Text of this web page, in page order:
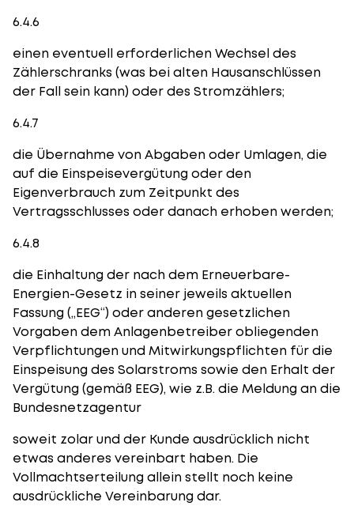
6.4.6
einen eventuell erforderlichen Wechsel des
Zählerschranks (was bei alten Hausanschlüssen
der Fall sein kann) oder des Stromzählers;
6.4.7
die Übernahme von Abgaben oder Umlagen, die
auf die Einspeisevergütung oder den
Eigenverbrauch zum Zeitpunkt des
Vertragsschlusses oder danach erhoben werden;
6.4.8
die Einhaltung der nach dem Erneuerbare-
Energien-Gesetz in seiner jeweils aktuellen
Fassung („EEG“) oder anderen gesetzlichen
Vorgaben dem Anlagenbetreiber obliegenden
Verpflichtungen und Mitwirkungspflichten für die
Einspeisung des Solarstroms sowie den Erhalt der
Vergütung (gemäß EEG), wie z.B. die Meldung an die
Bundesnetzagentur
soweit zolar und der Kunde ausdrücklich nicht
etwas anderes vereinbart haben. Die
Vollmachtserteilung allein stellt noch keine
ausdrückliche Vereinbarung dar.